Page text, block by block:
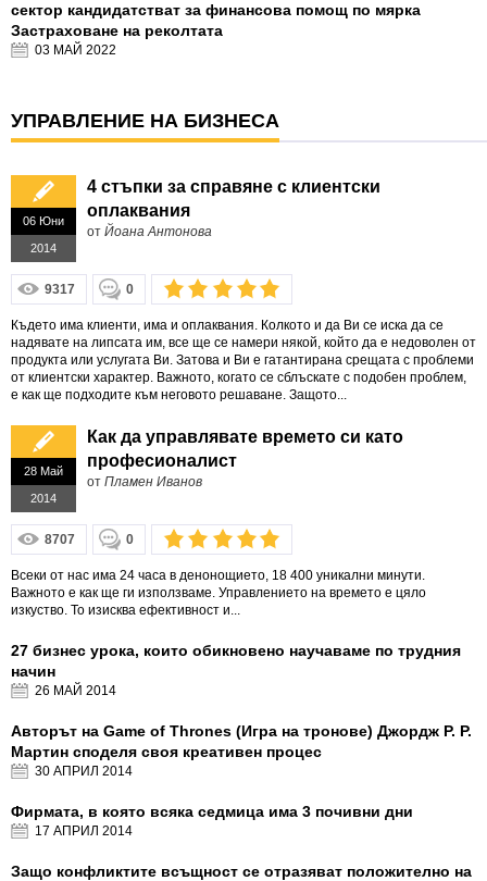
сектор кандидатстват за финансова помощ по мярка
Застраховане на реколтата
03 МАЙ 2022
УПРАВЛЕНИЕ НА БИЗНЕСА
06 Юни
2014
4 стъпки за справяне с клиентски
оплаквания
от Йоана Антонова
9317 0
Където има клиенти, има и оплаквания. Колкото и да Ви се иска да се
надявате на липсата им, все ще се намери някой, който да е недоволен от
продукта или услугата Ви. Затова и Ви е гатантирана срещата с проблеми
от клиентски характер. Важното, когато се сблъскате с подобен проблем,
е как ще подходите към неговото решаване. Защото...
28 Май
2014
Как да управлявате времето си като
професионалист
от Пламен Иванов
8707 0
Всеки от нас има 24 часа в денонощието, 18 400 уникални минути.
Важното е как ще ги използваме. Управлението на времето е цяло
изкуство. То изисква ефективност и...
27 бизнес урока, които обикновено научаваме по трудния
начин
26 МАЙ 2014
Авторът на Game of Thrones (Игра на тронове) Джордж Р. Р.
Мартин споделя своя креативен процес
30 АПРИЛ 2014
Фирмата, в която всяка седмица има 3 почивни дни
17 АПРИЛ 2014
Защо конфликтите всъщност се отразяват положително на